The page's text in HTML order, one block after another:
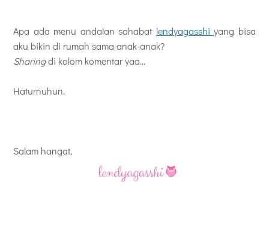
Apa ada menu andalan sahabat lendyagasshiyang bisa
aku bikin di rumah sama anak-anak?
Sharingdi kolom komentar yaa...
Haturnuhun.
Salam hangat,